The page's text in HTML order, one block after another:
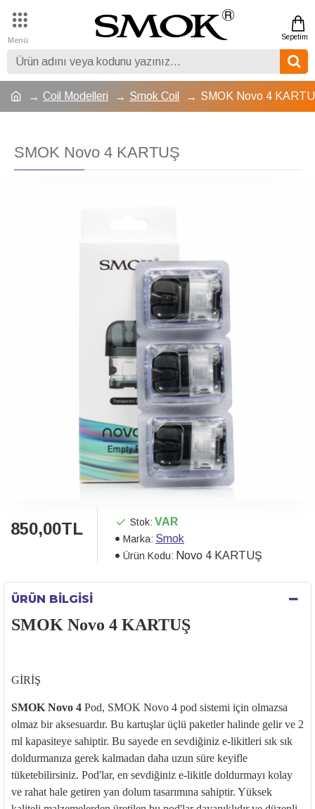
Coil Modelleri Smok Coil SMOK Novo 4
SMOK Novo 4 KARTUŞ
850,00TL Stok: VAR
Marka: Smok
Ürün Kodu: Novo 4 KARTUŞ
ÜRÜN BILGISI
SMOK Novo 4 KARTUŞ
GİRİŞ
SMOK Novo 4 Pod, SMOK Novo 4 pod sistemi için olmazsa
olmaz bir aksesuardır. Bu kartuşlarüçlü paketler halinde gelir ve 2
ml kapasiteye sahiptir. Bu sayede en sevdiğiniz e-likitleri sık sık
doldurmanıza gerek kalmadan daha uzun süre keyifle
tüketebilirsiniz. Pod'lar, en sevdiğiniz e-likitle doldurmayı kolay
ve rahat hale getiren yan dolum tasarımına sahiptir. Yüksek